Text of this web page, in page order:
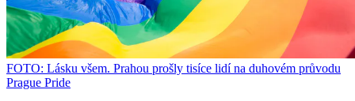
FOTO: Lásku všem. Prahou prošly tisíce lidí na duhovém průvodu
Prague Pride